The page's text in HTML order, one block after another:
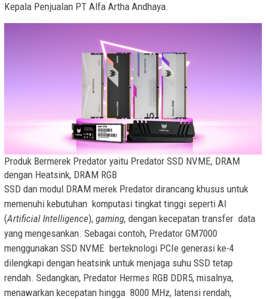
Kepala Penjualan PT Alfa Artha Andhaya.
Produk Bermerek Predator yaitu Predator SSD NVME, DRAM
dengan Heatsink, DRAM RGB
SSD dan modul DRAM merek Predator dirancang khusus untuk
memenuhi kebutuhan komputasi tingkat tinggi seperti AI
(Artificial Intelligence), gaming, dengan kecepatan transfer data
yang mengesankan. Sebagai contoh, Predator GM7000
menggunakan SSD NVME berteknologi PCIe generasi ke-4
dilengkapi dengan heatsink untuk menjaga suhu SSD tetap
rendah. Sedangkan, Predator Hermes RGB DDR5, misalnya,
menawarkan kecepatan hingga 8000 MHz, latensi rendah,